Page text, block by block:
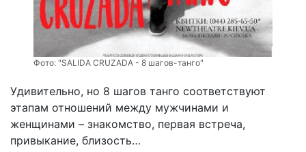
Фото: "SALIDA CRUZADA - 8 шагов-танго"
Удивительно, но 8 шагов танго соответствуют
этапам отношений между мужчинами и
женщинами – знакомство, первая встреча,
привыкание, близость…